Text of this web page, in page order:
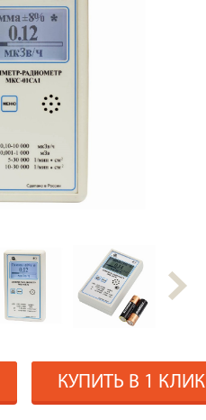
КУПИТЬ В 1 КЛИК